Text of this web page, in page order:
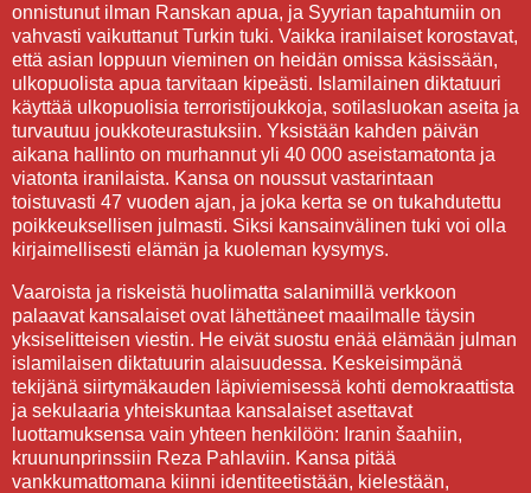
onnistunut ilman Ranskan apua, ja Syyrian tapahtumiin on
vahvasti vaikuttanut Turkin tuki. Vaikka iranilaiset korostavat,
että asian loppuun vieminen on heidän omissa käsissään,
ulkopuolista apua tarvitaan kipeästi. Islamilainen diktatuuri
käyttää ulkopuolisia terroristijoukkoja, sotilasluokan aseita ja
turvautuu joukkoteurastuksiin. Yksistään kahden päivän
aikana hallinto on murhannut yli 40 000 aseistamatonta ja
viatonta iranilaista. Kansa on noussut vastarintaan
toistuvasti 47 vuoden ajan, ja joka kerta se on tukahdutettu
poikkeuksellisen julmasti. Siksi kansainvälinen tuki voi olla
kirjaimellisesti elämän ja kuoleman kysymys.
Vaaroista ja riskeistä huolimatta salanimillä verkkoon
palaavat kansalaiset ovat lähettäneet maailmalle täysin
yksiselitteisen viestin. He eivät suostu enää elämään julman
islamilaisen diktatuurin alaisuudessa. Keskeisimpänä
tekijänä siirtymäkauden läpiviemisessä kohti demokraattista
ja sekulaaria yhteiskuntaa kansalaiset asettavat
luottamuksensa vain yhteen henkilöön: Iranin šaahiin,
kruununprinssiin Reza Pahlaviin. Kansa pitää
vankkumattomana kiinni identiteetistään, kielestään,